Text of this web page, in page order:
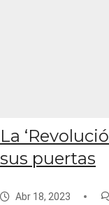
La
sus puertas
Abr 18, 2023